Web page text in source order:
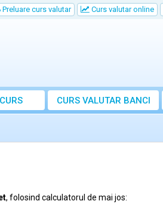
Preluare curs valutar Curs valutar online
CURS VALUTAR BANCI
, folosind calculatorul de mai jos: